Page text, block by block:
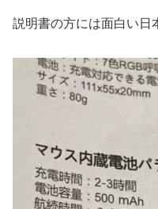
説明書の方には面白い日